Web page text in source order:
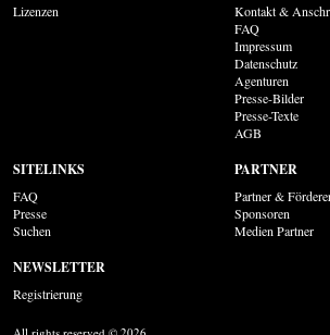
Lizenzen
Kontakt &
FAQ
Impressum
Datenschutz
Agenturen
Presse-Bilder
Presse-Texte
AGB
SITELINKS
FAQ
Presse
Suchen
PARTNER
Partner &
Sponsoren
Medien Partner
NEWSLETTER
Registrierung